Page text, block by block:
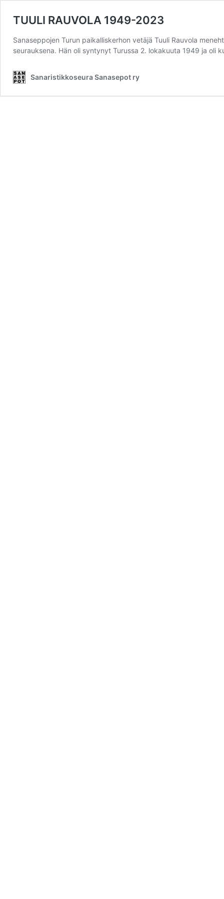
TUULI RAUVOLA 1949-2023
Sanaseppojen Turun paikalliskerhon vetäjä Tuuli Rauvola
seurauksena. Hän oli syntynyt Turussa 2. lokakuuta 1949 ja oli
Sanaristikkoseura Sanasepot ry